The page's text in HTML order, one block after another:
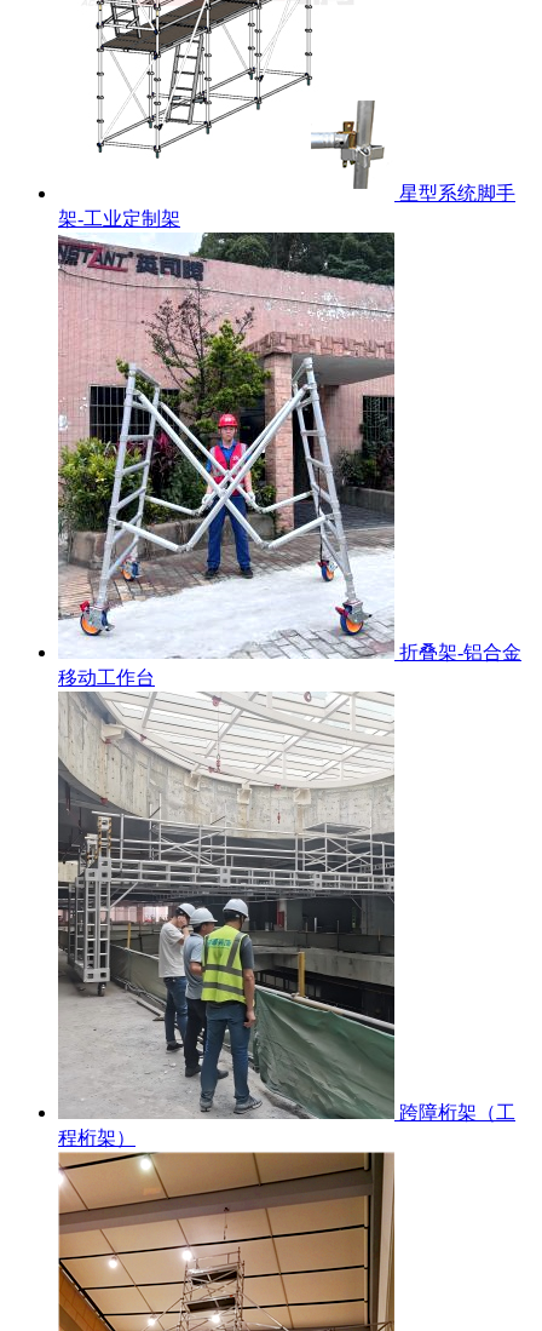
星型系统脚手
架-工业定制架
折叠架-铝合金
移动工作台
跨障桁架（工
程桁架）